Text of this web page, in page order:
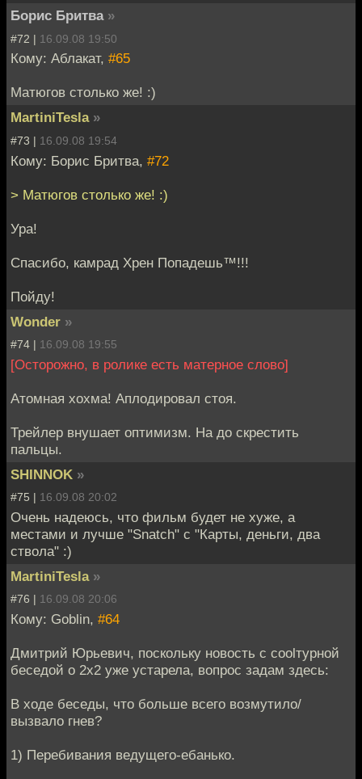
Борис Бритва »
#72 | 16.09.08 19:50
Кому: Аблакат, #65
Матюгов столько же! :)
MartiniTesla »
#73 | 16.09.08 19:54
Кому: Борис Бритва, #72
> Матюгов столько же! :)
Ура!
Спасибо, камрад Хрен Попадешь™!!!
Пойду!
Wonder »
#74 | 16.09.08 19:55
[Осторожно, в ролике есть матерное слово]
Атомная хохма! Аплодировал стоя.
Трейлер внушает оптимизм. На до скрестить
пальцы.
SHINNOK »
#75 | 16.09.08 20:02
Очень надеюсь, что фильм будет не хуже, а
местами и лучше "Snatch" с "Карты, деньги, два
ствола" :)
MartiniTesla »
#76 | 16.09.08 20:06
Кому: Goblin, #64
Дмитрий Юрьевич, поскольку новость с coolтурной
беседой о 2х2 уже устарела, вопрос задам здесь:
В ходе беседы, что больше всего возмутило/
вызвало гнев?
1) Перебивания ведущего-ебанько.